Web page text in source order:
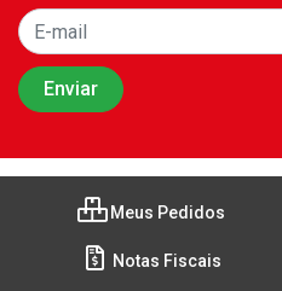
Meus Pedidos
Notas Fiscais